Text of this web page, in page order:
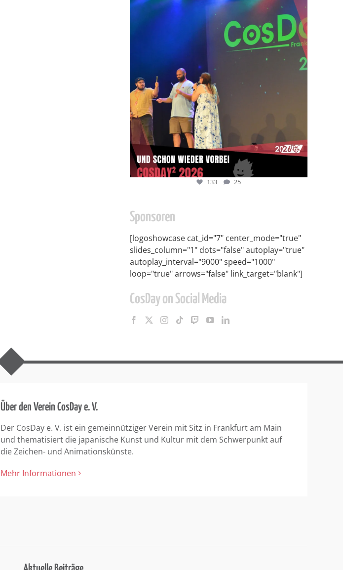
cosday
Juli 5
133 25
133 25
Sponsoren
[logoshowcase cat_id="7" center_mode="true"
slides_column="1" dots="false" autoplay="true"
autoplay_interval="9000" speed="1000"
loop="true" arrows="false" link_target="blank"]
CosDay on Social Media
Über den Verein CosDay e. V.
Der CosDay e. V. ist ein gemeinnütziger Verein mit Sitz in Frankfurt am Main
und thematisiert die japanische Kunst und Kultur mit dem Schwerpunkt auf
die Zeichen- und Animationskünste.
Mehr Informationen